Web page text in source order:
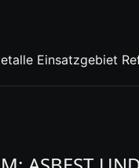
Einsatzgebiet